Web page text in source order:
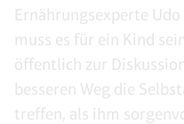
Ernährungsexperte Udo
muss es für ein Kind
öffentlich zur
besseren Weg die
treffen, als ihm